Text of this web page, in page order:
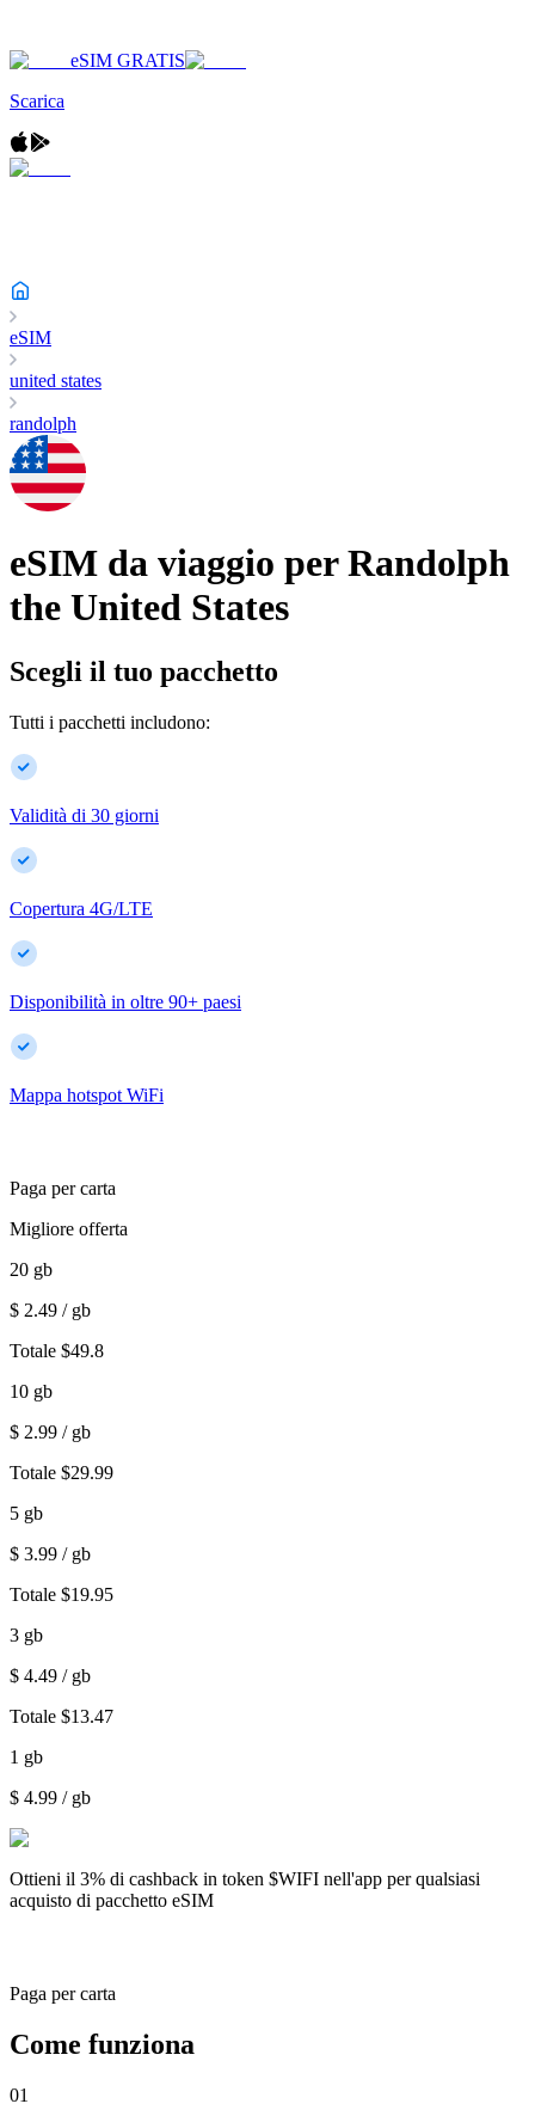
eSIM GRATIS
Scarica
eSIM
united states
randolph
eSIM da viaggio per Randolph
the United States
Scegli il tuo pacchetto
Tutti i pacchetti includono:
Validità di 30 giorni
Copertura 4G/LTE
Disponibilità in oltre 90+ paesi
Mappa hotspot WiFi
Paga per carta
Migliore offerta
20 gb
$ 2.49 / gb
Totale $49.8
10 gb
$ 2.99 / gb
Totale $29.99
5 gb
$ 3.99 / gb
Totale $19.95
3 gb
$ 4.49 / gb
Totale $13.47
1 gb
$ 4.99 / gb
Ottieni il 3% di cashback in token $WIFI nell'app per qualsiasi
acquisto di pacchetto eSIM
Paga per carta
Come funziona
01